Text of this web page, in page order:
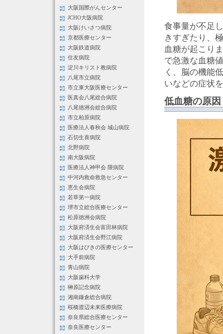
大阪国際がんセンター
JCHO大阪病院
大阪けいさつ病院
京都医療センター
大阪鉄道病院
住友病院
淀川キリスト教病院
八尾市立病院
市立東大阪医療センター
医真会八尾総合病院
八尾徳洲会総合病院
市立柏原病院
医療法人春秋会 城山病院
石切生喜病院
北野病院
南大阪病院
医療法人神甲会 隈病院
中河内救命救急センター
恵生会病院
若草第一病院
堺市立総合医療センター
松原徳洲会病院
大阪府済生会富田林病院
大阪府済生会野江病院
大阪はびきの医療センター
大手前病院
青山病院
大阪歯科大学
榊原記念病院
湘南鎌倉総合病院
桜橋渡辺未来医療病院
奈良県総合医療センター
奈良医療センター
食事量が不足
きすぎたり、
血糖が起こり
で急激な血糖
く、脳の機能
いなどの症状
低血糖の原